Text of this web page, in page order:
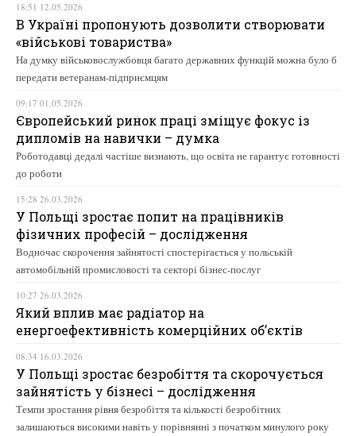
18:51 12.05.2026
В Україні пропонують дозволити створювати
«військові товариства»
На думку військовослужбовця багато державних функцій можна було б
передати ветеранам-підприємцям
09:17 01.05.2026
Європейський ринок праці зміщує фокус із
дипломів на навички – думка
Роботодавці дедалі частіше визнають, що освіта не гарантує готовності
до роботи
15:28 26.03.2026
У Польщі зростає попит на працівників
фізичних професій – дослідження
Водночас скорочення зайнятості спостерігається у польській
автомобільній промисловості та секторі бізнес-послуг
10:27 26.03.2026
Який вплив має радіатор на
енергоефективність комерційних об’єктів
08:34 16.03.2026
У Польщі зростає безробіття та скорочується
зайнятість у бізнесі – дослідження
Темпи зростання рівня безробіття та кількості безробітних
залишаються високими навіть у порівнянні з початком минулого року